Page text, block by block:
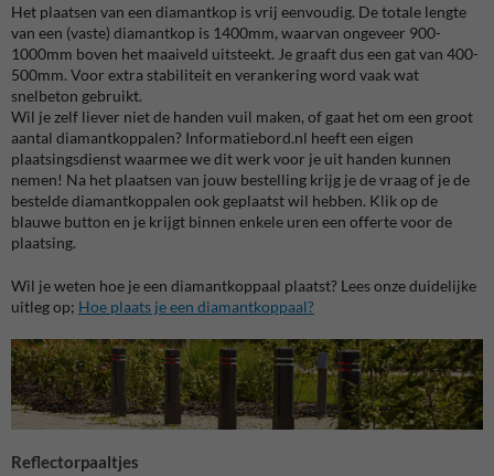
Het plaatsen van een diamantkop is vrij eenvoudig. De totale lengte
van een (vaste) diamantkop is 1400mm, waarvan ongeveer 900-
1000mm boven het maaiveld uitsteekt. Je graaft dus een gat van 400-
500mm. Voor extra stabiliteit en verankering word vaak wat
snelbeton gebruikt.
Wil je zelf liever niet de handen vuil maken, of gaat het om een groot
aantal diamantkoppalen? Informatiebord.nl heeft een eigen
plaatsingsdienst waarmee we dit werk voor je uit handen kunnen
nemen! Na het plaatsen van jouw bestelling krijg je de vraag of je de
bestelde diamantkoppalen ook geplaatst wil hebben. Klik op de
blauwe button en je krijgt binnen enkele uren een offerte voor de
plaatsing.
Wil je weten hoe je een diamantkoppaal plaatst? Lees onze duidelijke
uitleg op; Hoe plaats je een diamantkoppaal?
Reflectorpaaltjes